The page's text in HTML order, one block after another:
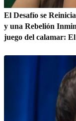
El Desafío se
y una Rebelión
juego del calamar: El